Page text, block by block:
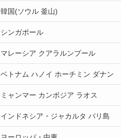
韓国(ソウル 釜山)
シンガポール
マレーシア クアラルンプール
ベトナム ハノイ ホーチミン ダナン
ミャンマー カンボジア ラオス
インドネシア・ジャカルタ バリ島